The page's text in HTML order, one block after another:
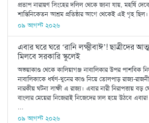
প্রতাপ নারায়ণ সিংহের দলিল থেকে জানা যায়, মহর্ষি
শান্তিনিকেতন আশ্রম প্রতিষ্ঠার আগে থেকেই এই গৃহ
০৯ আগস্ট ২০২৬
এবার ঘরে ঘরে ‘রানি লক্ষ্মীবাঈ’! ছাত্রীদের
মিলবে সরকারি স্কুলেই
অভয়াকাণ্ড থেকে কালিয়াগঞ্জ নাবালিকার উপর পাশবিক
নাবালিকাকে ধর্ষণ-খুনের কাণ্ড নিয়ে তোলপাড় রাজ্য-
নারকীয় ঘটনা সাক্ষী এ রাজ্য। এবার নারী নিরাপত্তায় বড়
বাংলার মেয়েরা নিজেরাই নিজেদের ঢাল হয়ে উঠবে এবার!
...
০৯ আগস্ট ২০২৬